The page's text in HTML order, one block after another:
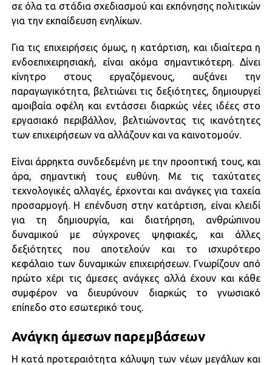
σε όλα τα στάδια σχεδιασμού και εκπόνησης πολιτικών
για την εκπαίδευση ενηλίκων.
Για τις επιχειρήσεις όμως, η κατάρτιση, και ιδιαίτερα η
ενδοεπιχειρησιακή, είναι ακόμα σημαντικότερη. Δίνει
κίνητρο στους εργαζόμενους, αυξάνει την
παραγωγικότητα, βελτιώνει τις δεξιότητες, δημιουργεί
αμοιβαία οφέλη και εντάσσει διαρκώς νέες ιδέες στο
εργασιακό περιβάλλον, βελτιώνοντας τις ικανότητες
των επιχειρήσεων να αλλάζουν και να καινοτομούν.
Είναι άρρηκτα συνδεδεμένη με την προοπτική τους, και
άρα, σημαντική τους ευθύνη. Με τις ταχύτατες
τεχνολογικές αλλαγές, έρχονται και ανάγκες για ταχεία
προσαρμογή. Η επένδυση στην κατάρτιση, είναι κλειδί
για τη δημιουργία, και διατήρηση, ανθρώπινου
δυναμικού με σύγχρονες ψηφιακές, και άλλες
δεξιότητες που αποτελούν και το ισχυρότερο
κεφάλαιο των δυναμικών επιχειρήσεων. Γνωρίζουν από
πρώτο χέρι τις άμεσες ανάγκες αλλά έχουν και κάθε
συμφέρον να διευρύνουν διαρκώς το γνωσιακό
επίπεδο στο εσωτερικό τους.
Ανάγκη άμεσων παρεμβάσεων
Η κατά προτεραιότητα κάλυψη των νέων μεγάλων και